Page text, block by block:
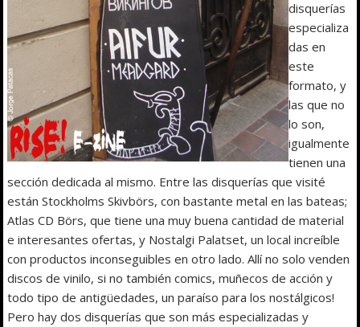
disquerías
especializa
das en
este
formato, y
las que no
lo son,
igualmente
tienen una
sección dedicada al mismo. Entre las disquerías que visité
están Stockholms Skivbörs, con bastante metal en las bateas;
Atlas CD Börs, que tiene una muy buena cantidad de material
e interesantes ofertas, y Nostalgi Palatset, un local increíble
con productos inconseguibles en otro lado. Allí no solo venden
discos de vinilo, si no también comics, muñecos de acción y
todo tipo de antigüedades, un paraíso para los nostálgicos!
Pero hay dos disquerías que son más especializadas y